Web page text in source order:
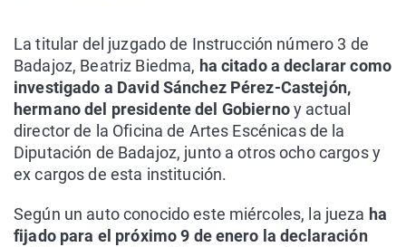
La titular del juzgado de Instrucción número 3 de
Badajoz, Beatriz Biedma, ha citado a declarar como
investigado a David Sánchez Pérez-Castejón,
hermano del presidente del Gobiernoy actual
director de la Oficina de Artes Escénicas de la
Diputación de Badajoz, junto a otros ocho cargos y
ex cargos de esta institución.
Según un auto conocido este miércoles, la jueza ha
fijado para el próximo 9 de enero la declaración